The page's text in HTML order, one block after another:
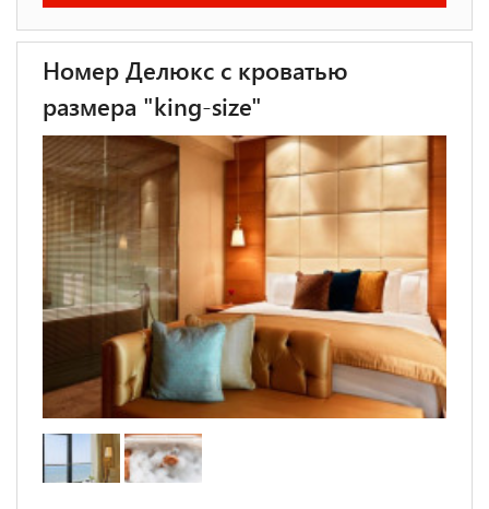
Номер Делюкс с кроватью
размера "king-size"